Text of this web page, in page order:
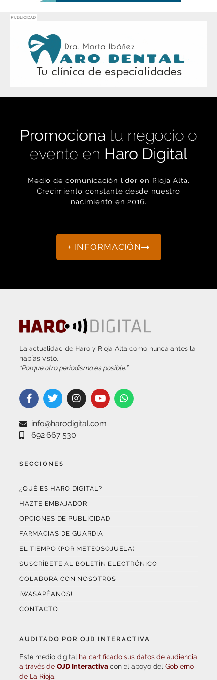
PUBLICIDAD
Promociona tu negocio o
evento en Haro Digital
Medio de comunicación líder en Rioja Alta.
Crecimiento constante desde nuestro
nacimiento en 2016.
+ INFORMACIÓN
La actualidad de Haro y Rioja Alta como nunca antes la
habías visto.
“Porque otro periodismo es posible.”
info@harodigital.com
692 667 530
SECCIONES
¿QUÉ ES HARO DIGITAL?
HAZTE EMBAJADOR
OPCIONES DE PUBLICIDAD
FARMACIAS DE GUARDIA
EL TIEMPO (POR METEOSOJUELA)
SUSCRÍBETE AL BOLETÍN ELECTRÓNICO
COLABORA CON NOSOTROS
¡WASAPÉANOS!
CONTACTO
AUDITADO POR OJD INTERACTIVA
Este medio digital ha certificado sus datos de audiencia
a través de OJD Interactiva con el apoyo del Gobierno
de La Rioja.